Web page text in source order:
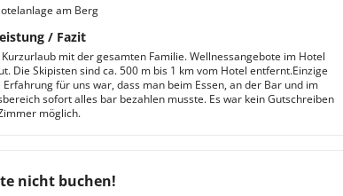
am Berg
/ Fazit
mit der gesamten Familie. Wellnessangebote im Hotel
Die Skipisten sind ca. 500 m bis 1 km vom Hotel entfernt.Einzige
Erfahrung für uns war, dass man beim Essen, an der Bar und im
sofort alles bar bezahlen musste. Es war kein Gutschreiben
möglich.
nicht buchen!